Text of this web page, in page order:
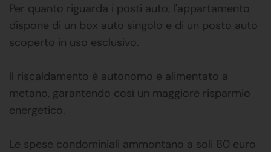
Per quanto riguarda i posti auto, l'appartamento
dispone di un box auto singolo e di un posto auto
scoperto in uso esclusivo.
Il riscaldamento è autonomo e alimentato a
metano, garantendo così un maggiore risparmio
energetico.
Le spese condominiali ammontano a soli 80 euro